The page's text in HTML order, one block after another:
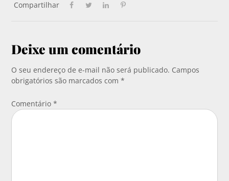
Compartilhar
Deixe um comentário
O seu endereço de e-mail não será publicado. Campos
obrigatórios são marcados com*
Comentário*